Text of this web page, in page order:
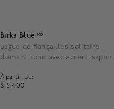
Birks Blue MD
Bague de fiançailles solitaire
diamant rond avec accent saphir
À partir de:
$ 5,400